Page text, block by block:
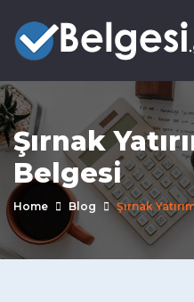
Şırnak
Belgesi
Home Blog Şırnak